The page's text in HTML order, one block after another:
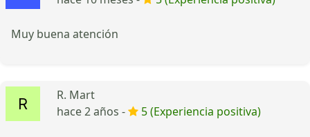
Muy buena atención
R. Mart
hace 2 años -
5 (Experiencia positiva)